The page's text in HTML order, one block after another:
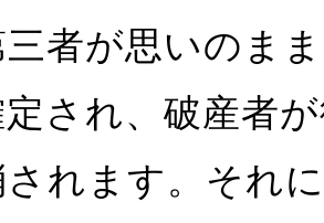
三者が思いのま
され、破産者
れます。それ